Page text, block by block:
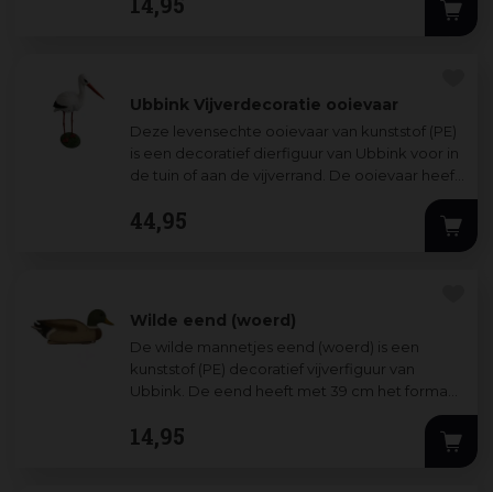
Ubbink Vijverdecoratie ooievaar
Deze levensechte ooievaar van kunststof (PE)
is een decoratief dierfiguur van Ubbink voor in
de tuin of aan de vijverrand. De ooievaar heeft
44,95
Wilde eend (woerd)
De wilde mannetjes eend (woerd) is een
kunststof (PE) decoratief vijverfiguur van
Ubbink. De eend heeft met 39 cm het formaat
...
14,95